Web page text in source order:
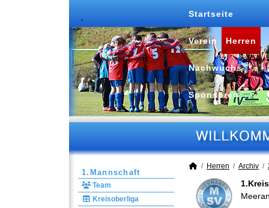
Startseite
Verein Herren
Nachwuchs
Sponsoren
1.Mannschaft
Team
Kreisoberliga
Herren Archiv